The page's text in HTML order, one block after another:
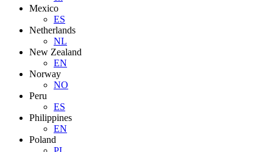
Mexico
ES
Netherlands
NL
New Zealand
EN
Norway
NO
Peru
ES
Philippines
EN
Poland